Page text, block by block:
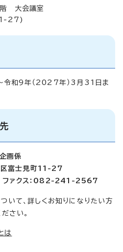
大会議室
27)
令和9年（2027年）3月31日ま
画係
富士見町11-27
ァクス：082-241-2567
て、詳しくお知りになりたい方
さい。
は